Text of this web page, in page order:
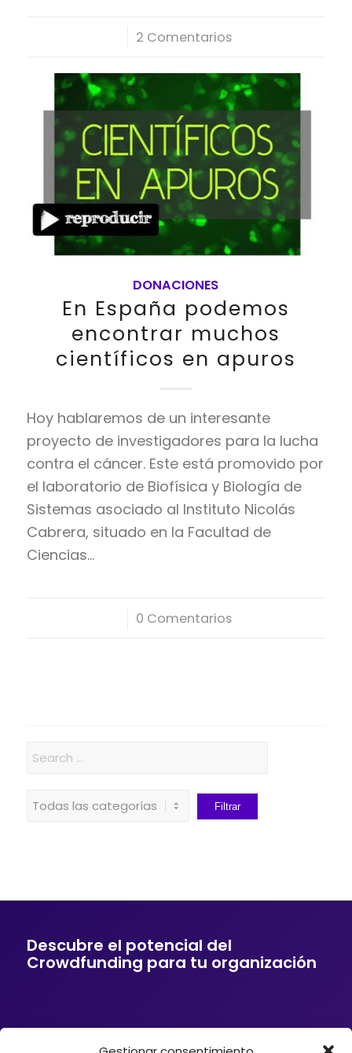
2 Comentarios
DONACIONES
En España podemos
encontrar muchos
científicos en apuros
Hoy hablaremos de un interesante
proyecto de investigadores para la lucha
contra el cáncer. Este está promovido por
el laboratorio de Biofísica y Biología de
Sistemas asociado al Instituto Nicolás
Cabrera, situado en la Facultad de
Ciencias…
0 Comentarios
Descubre el potencial del
Crowdfunding para tu organización